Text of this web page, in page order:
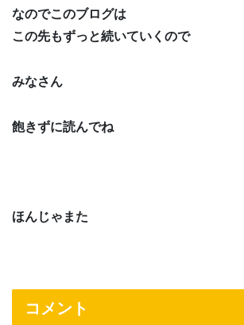
なのでこのブログは
この先もずっと続いていくので
みなさん
飽きずに読んでね
ほんじゃまた
コメント